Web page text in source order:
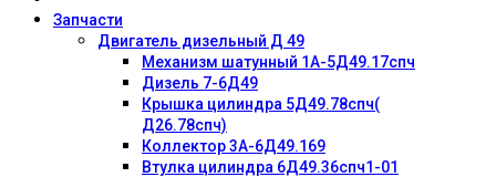
Запчасти
Двигатель дизельный Д 49
Механизм шатунный 1А-5Д49.17спч
Дизель 7-6Д49
Крышка цилиндра 5Д49.78спч(
Д26.78спч)
Коллектор 3А-6Д49.169
Втулка цилиндра 6Д49.36спч1-01